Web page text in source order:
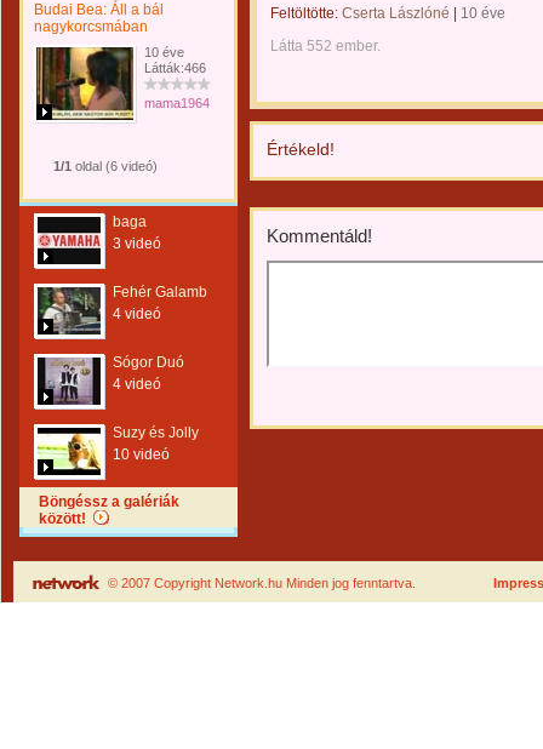
Budai Bea: Áll a bál
nagykorcsmában
10 éve
Látták:466
mama1964
1/1 oldal (6 videó)
baga
3 videó
Fehér Galamb
4 videó
Sógor Duó
4 videó
Suzy és Jolly
10 videó
Böngéssz a galériák
között!
Feltöltötte: Cserta Lászlóné
10 éve
Látta 552 ember.
Értékeld!
Kommentáld!
© 2007 Copyright Network.hu Minden jog fenntartva.